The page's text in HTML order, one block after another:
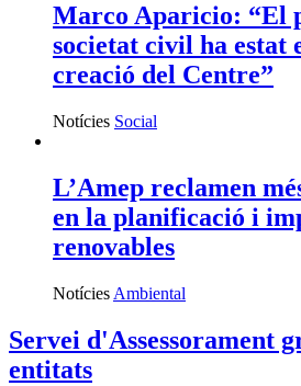
Marco Aparicio: “El
societat civil ha estat
creació del Centre”
Notícies Social
L’Amep reclamen
en la planificació i
renovables
Notícies Ambiental
Servei d'Assessorament
entitats